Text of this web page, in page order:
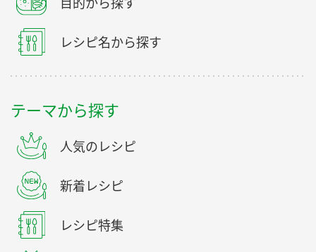
レシピ名から探す
テーマから探す
人気のレシピ
新着レシピ
レシピ特集